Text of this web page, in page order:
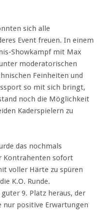
sich alle
Event freuen. In einem
Showkampf mit Max
moderatorischen
Feinheiten und
so mit sich bringt,
noch die Möglichkeit
Kaderspielern zu
das nochmals
Kontrahenten sofort
voller Härte zu spüren
K.O. Runde.
9. Platz heraus, der
positive Erwartungen